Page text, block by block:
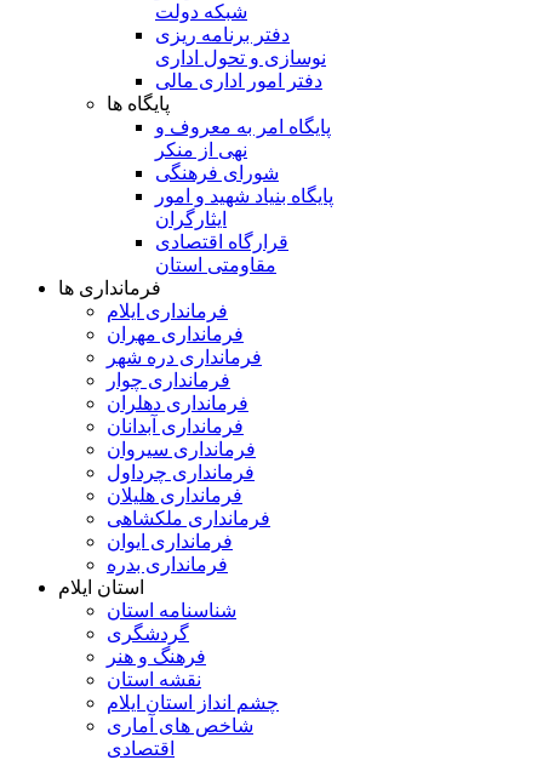
شبکه دولت
دفتر برنامه ریزی
نوسازی و تحول اداری
دفتر امور اداری مالی
پایگاه ها
پایگاه امر به معروف و
نهی از منکر
شورای فرهنگی
پایگاه بنیاد شهید و امور
ایثارگران
قرارگاه اقتصادی
مقاومتی استان
فرمانداری ها
فرمانداری ایلام
فرمانداری مهران
فرمانداری دره شهر
فرمانداری چوار
فرمانداری دهلران
فرمانداری آبدانان
فرمانداری سیروان
فرمانداری چرداول
فرمانداری هلیلان
فرمانداری ملکشاهی
فرمانداری ایوان
فرمانداری بدره
استان ایلام
شناسنامه استان
گردشگری
فرهنگ و هنر
نقشه استان
چشم انداز استان ایلام
شاخص های آماری
اقتصادی